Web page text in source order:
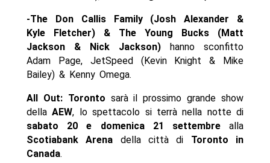
-The Don Callis Family (Josh Alexander &
Kyle Fletcher) & The Young Bucks (Matt
Jackson & Nick Jackson) hanno sconfitto
Adam Page, JetSpeed (Kevin Knight & Mike
Bailey) & Kenny Omega.
All Out: Toronto sarà il prossimo grande show
dellaAEW, lo spettacolo si terrà nella notte di
sabato 20 e domenica 21 settembrealla
Scotiabank Arena della città di Toronto in
Canada.